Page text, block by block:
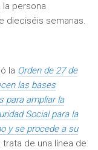
persona
dieciséis semanas.
la Orden de 27 de
las bases
para ampliar la
Social para la
y se procede a su
trata de una línea de